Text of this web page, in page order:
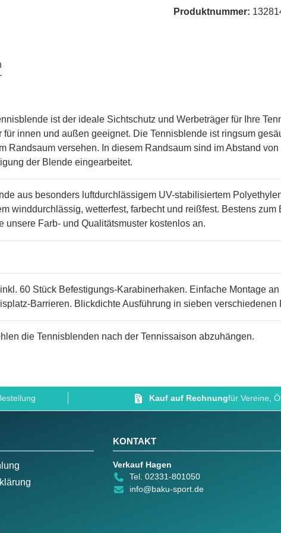
Produktnummer:
ist der ideale Sichtschutz und Werbeträger für Ihre
für innen und außen geeignet. Die Tennisblende ist ringsum
Randsaum versehen. In diesem Randsaum sind im Abstand
der Blende eingearbeitet.
aus besonders luftdurchlässigem UV-stabilisiertem
winddurchlässig, wetterfest, farbecht und reißfest. Bestens zum
unsere Farb- und Qualitätsmuster kostenlos an.
60 Stück Befestigungs-Karabinerhaken. Einfache Montage
Barrieren. Blickdichte Ausführung in sieben verschiedenen
die Tennisblenden nach der Tennissaison abzuhängen.
Kauf auf Rechnungfür Vereine,
KONTAKT
Verkauf Hagen
Tel. 02331-801050
info@baku-sport.de